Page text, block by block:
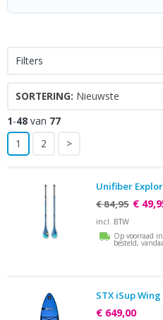
Filters
SORTERING: Nieuwste
1-48 van 77
1
2 >
Unifiber
€ 84,95 €
incl. BTW
Op voorraad
besteld,
STX iSup
€ 649,00